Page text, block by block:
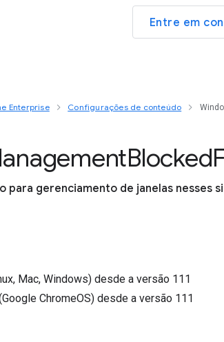
Entre em
Enterprise Configurações de conteúdo
Blocked
para gerenciamento de janelas nesses
Mac, Windows) desde a versão 111
ChromeOS) desde a versão 111